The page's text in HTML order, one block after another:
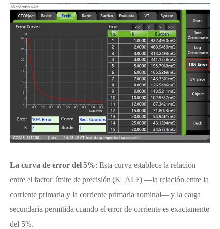
La curva de error del 5%: Esta curva establece la relación
entre el factor límite de precisión (K_ALF) —la relación entre la
corriente primaria y la corriente primaria nominal— y la carga
secundaria permitida cuando el error de corriente es exactamente
del 5%.